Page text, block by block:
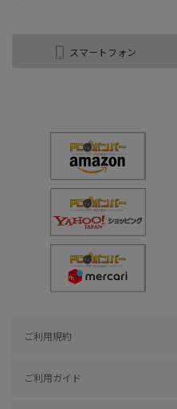
スマートフォン
ご利用規約
ご利用ガイド